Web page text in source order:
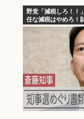
野党「減税しろ！！
任な減税はやめろ！